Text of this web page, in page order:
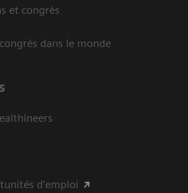
et congrès
dans le monde
d'emploi